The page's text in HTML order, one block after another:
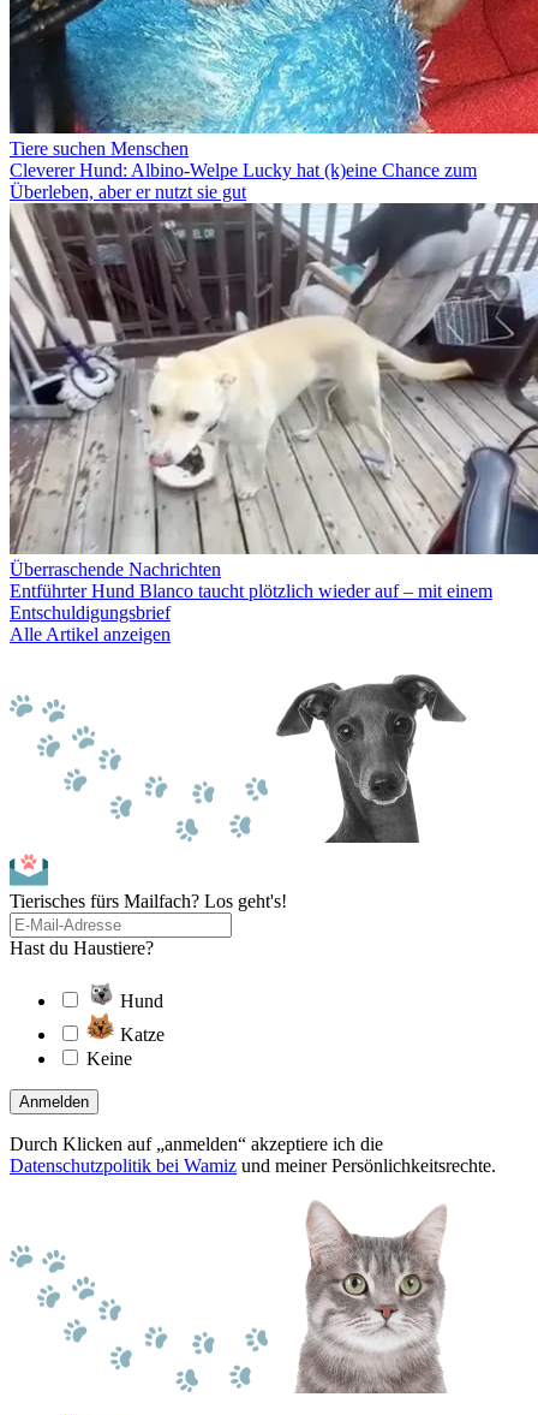
Tiere suchen Menschen
Cleverer Hund: Albino-Welpe Lucky hat (k)eine Chance zum
Überleben, aber er nutzt sie gut
Überraschende Nachrichten
Entführter Hund Blanco taucht plötzlich wieder auf – mit einem
Entschuldigungsbrief
Alle Artikel anzeigen
Tierisches fürs Mailfach? Los geht's!
Hast du Haustiere?
Hund
Katze
Keine
Anmelden
Durch Klicken auf „anmelden“ akzeptiere ich die
Datenschutzpolitik bei Wamiz und meiner Persönlichkeitsrechte.